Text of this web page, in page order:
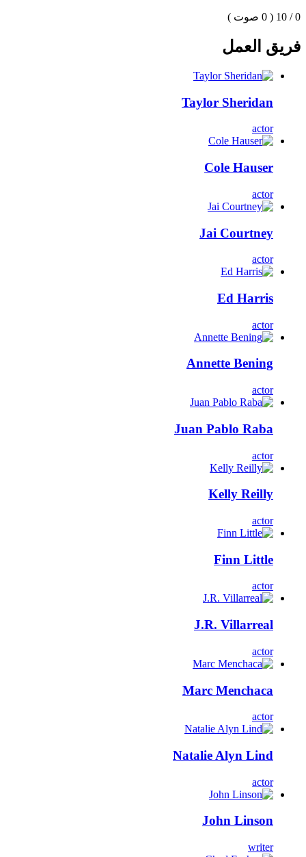
0 / 10 ( 0 صوت )
فريق العمل
Taylor Sheridan
actor
Cole Hauser
actor
Jai Courtney
actor
Ed Harris
actor
Annette Bening
actor
Juan Pablo Raba
actor
Kelly Reilly
actor
Finn Little
actor
J.R. Villarreal
actor
Marc Menchaca
actor
Natalie Alyn Lind
actor
John Linson
writer